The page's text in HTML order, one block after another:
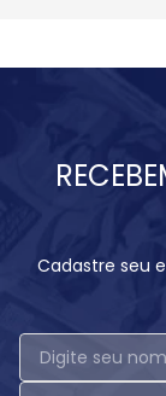
Cadastre seu